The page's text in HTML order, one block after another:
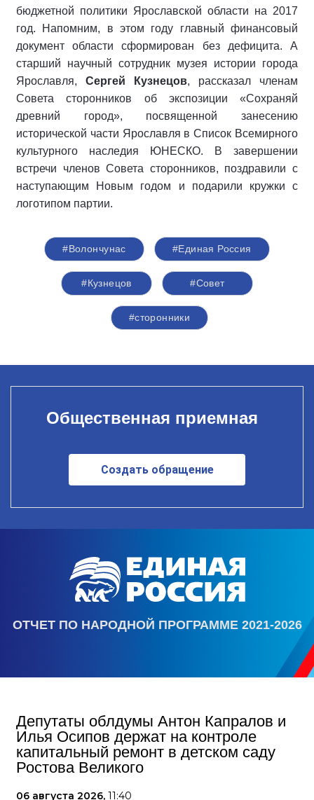
бюджетной политики Ярославской области на 2017
год. Напомним, в этом году главный финансовый
документ области сформирован без дефицита. А
старший научный сотрудник музея истории города
Ярославля, Сергей Кузнецов, рассказал членам
Совета сторонников об экспозиции «Сохраняй
древний город», посвященной занесению
исторической части Ярославля в Список Всемирного
культурного наследия ЮНЕСКО. В завершении
встречи членов Совета сторонников, поздравили с
наступающим Новым годом и подарили кружки с
логотипом партии.
#Волончунас #Единая Россия
#Кузнецов #Совет
#сторонники
Общественная приемная
Создать обращение
ОТЧЕТ ПО НАРОДНОЙ ПРОГРАММЕ 2021-2026
Депутаты облдумы Антон Капралов и
Илья Осипов держат на контроле
капитальный ремонт в детском саду
Ростова Великого
06 августа 2026, 11:40